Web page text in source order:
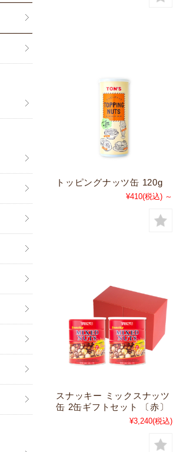
トッピングナッツ缶 120g
¥410(税込) ～
スナッキー ミックスナッツ
缶 2缶ギフトセット 〔赤〕
¥3,240(税込)